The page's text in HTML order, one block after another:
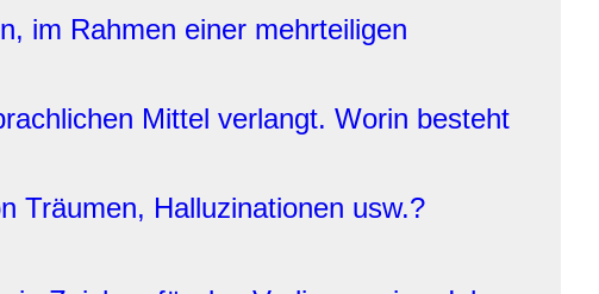
im Rahmen einer mehrteiligen
Mittel verlangt. Worin besteht
Träumen, Halluzinationen usw.?